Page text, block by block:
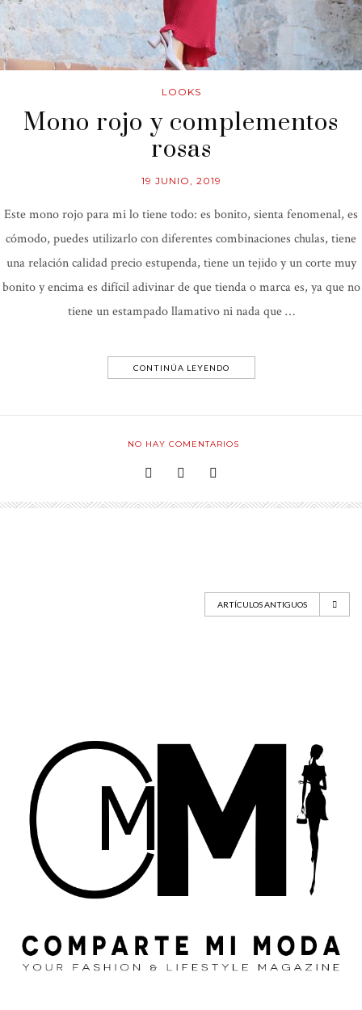
LOOKS
Mono rojo y complementos
rosas
19 JUNIO, 2019
Este mono rojo para mi lo tiene todo: es bonito, sienta fenomenal, es
cómodo, puedes utilizarlo con diferentes combinaciones chulas, tiene
una relación calidad precio estupenda, tiene un tejido y un corte muy
bonito y encima es difícil adivinar de que tienda o marca es, ya que no
tiene un estampado llamativo ni nada que …
CONTINÚA LEYENDO
NO HAY COMENTARIOS
ARTÍCULOS ANTIGUOS